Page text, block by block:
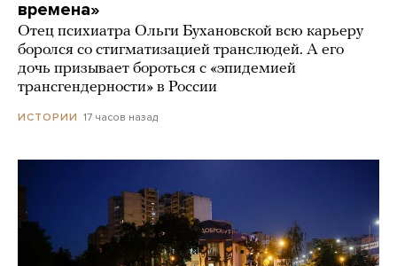
времена»
Отец психиатра Ольги Бухановской всю карьеру
боролся со стигматизацией транслюдей. А его
дочь призывает бороться с «эпидемией
трансгендерности» в России
ИСТОРИИ 17 часов назад